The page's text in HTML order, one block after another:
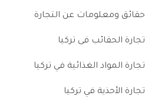
حقائق ومعلومات عن التجارة
تجارة الحقائب فى تركيا
تجارة المواد الغذائية في تركيا
تجارة الأحذية في تركيا